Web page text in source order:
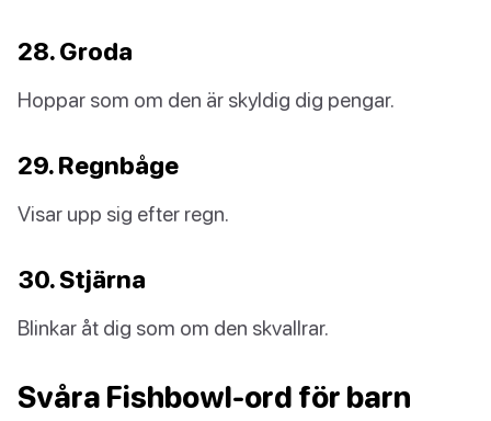
28. Groda
Hoppar som om den är skyldig dig pengar.
29. Regnbåge
Visar upp sig efter regn.
30. Stjärna
Blinkar åt dig som om den skvallrar.
Svåra Fishbowl-ord för barn